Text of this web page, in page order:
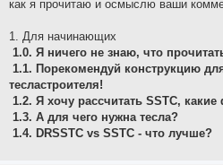
как я прочитаю и осмыслю ваши
1. Для начинающих
1.0. Я ничего не знаю, что
1.1. Порекомендуй конструкцию
тесластроителя!
1.2. Я хочу рассчитать SSTC,
1.3. А для чего нужна тесла?
1.4. DRSSTC vs SSTC - что лучше?